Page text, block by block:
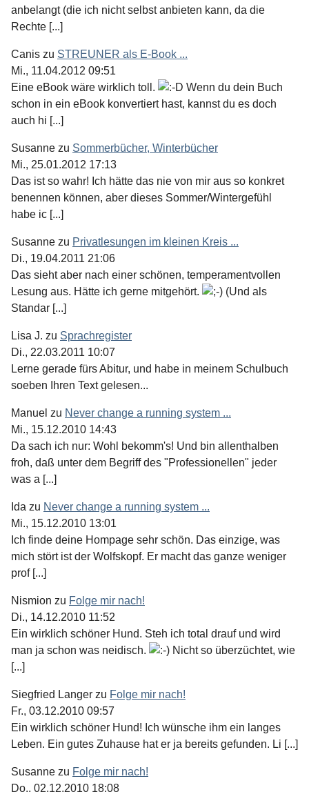
anbelangt (die ich nicht selbst anbieten kann, da die
Rechte [...]
Canis zu STREUNER als E-Book ...
Mi., 11.04.2012 09:51
Eine eBook wäre wirklich toll.
Wenn du dein Buch
schon in ein eBook konvertiert hast, kannst du es doch
auch hi [...]
Susanne zu Sommerbücher, Winterbücher
Mi., 25.01.2012 17:13
Das ist so wahr! Ich hätte das nie von mir aus so konkret
benennen können, aber dieses Sommer/Wintergefühl
habe ic [...]
Susanne zu Privatlesungen im kleinen Kreis ...
Di., 19.04.2011 21:06
Das sieht aber nach einer schönen, temperamentvollen
Lesung aus. Hätte ich gerne mitgehört.
(Und als
Standar [...]
Lisa J. zu Sprachregister
Di., 22.03.2011 10:07
Lerne gerade fürs Abitur, und habe in meinem Schulbuch
soeben Ihren Text gelesen...
Manuel zu Never change a running system ...
Mi., 15.12.2010 14:43
Da sach ich nur: Wohl bekomm's! Und bin allenthalben
froh, daß unter dem Begriff des "Professionellen" jeder
was a [...]
Ida zu Never change a running system ...
Mi., 15.12.2010 13:01
Ich finde deine Hompage sehr schön. Das einzige, was
mich stört ist der Wolfskopf. Er macht das ganze weniger
prof [...]
Nismion zu Folge mir nach!
Di., 14.12.2010 11:52
Ein wirklich schöner Hund. Steh ich total drauf und wird
man ja schon was neidisch.
Nicht so überzüchtet, wie
[...]
Siegfried Langer zu Folge mir nach!
Fr., 03.12.2010 09:57
Ein wirklich schöner Hund! Ich wünsche ihm ein langes
Leben. Ein gutes Zuhause hat er ja bereits gefunden. Li [...]
Susanne zu Folge mir nach!
Do., 02.12.2010 18:08